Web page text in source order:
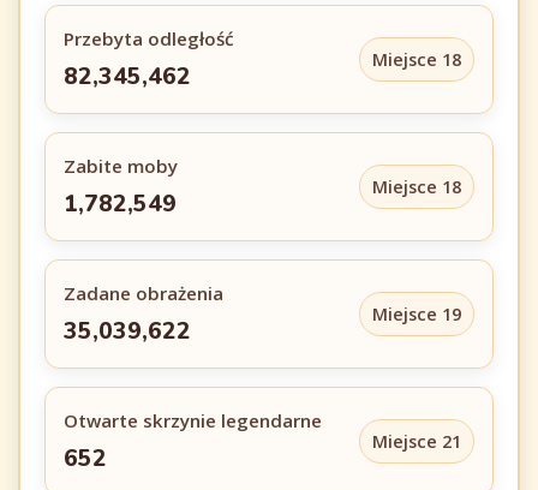
Przebyta odległość
82,345,462
Miejsce 18
Zabite moby
1,782,549
Miejsce 18
Zadane obrażenia
35,039,622
Miejsce 19
Otwarte skrzynie legendarne
652
Miejsce 21